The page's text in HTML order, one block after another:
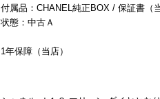
付属品：CHANEL純正BOX / 保証書（
状態：中古Ａ
1年保障（当店）